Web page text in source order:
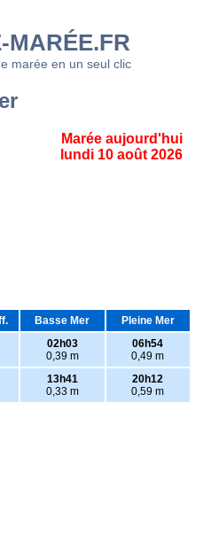
MARÉE.FR
marée en un seul clic
Marée aujourd'hui
lundi 10 août 2026
Basse Mer Pleine Mer
02h03
0,39 m
06h54
0,49 m
13h41
0,33 m
20h12
0,59 m